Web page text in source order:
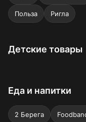
Польза Ригла
Детские товары
Еда и напитки
2 Берега